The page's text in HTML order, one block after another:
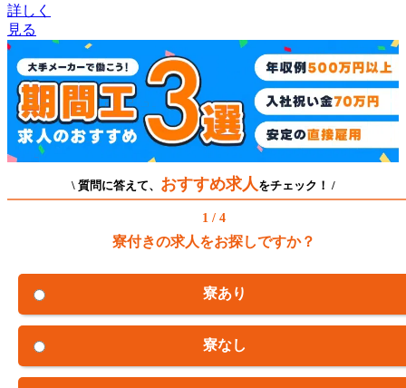
詳しく
見る
\ 質問に答えて、 おすすめ求人 をチェック！ /
1 / 4
寮付きの求人をお探しですか？
寮あり
寮なし